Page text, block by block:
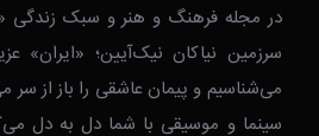
در مجله فرهنگ و هنر و سبک زندگی‌
سرزمین نیاکان نیک‌‌‌آیین؛ «ایران»
می‌شناسیم و پیمان عاشقی را باز از سر
سینما و موسیقی با شما دل به دل